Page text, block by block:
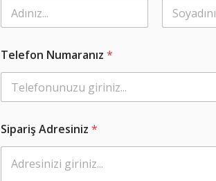
e
ç
n
z
S
o
Telefon Numaranız *
Sipariş Adresiniz *